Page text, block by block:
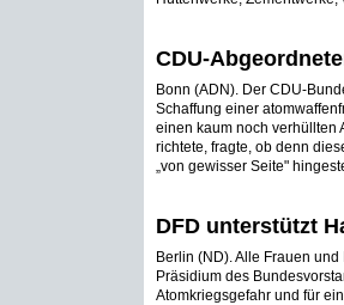
CDU-
Bonn (ADN). Der CDU-
Schaffung einer
einen kaum noch verhüllten
richtete, fragte, ob denn
„von gewisser Seite"
DFD unterstützt
Berlin (ND). Alle Frauen
Präsidium des
Atomkriegsgefahr und für